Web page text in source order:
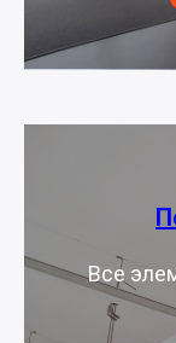
Все